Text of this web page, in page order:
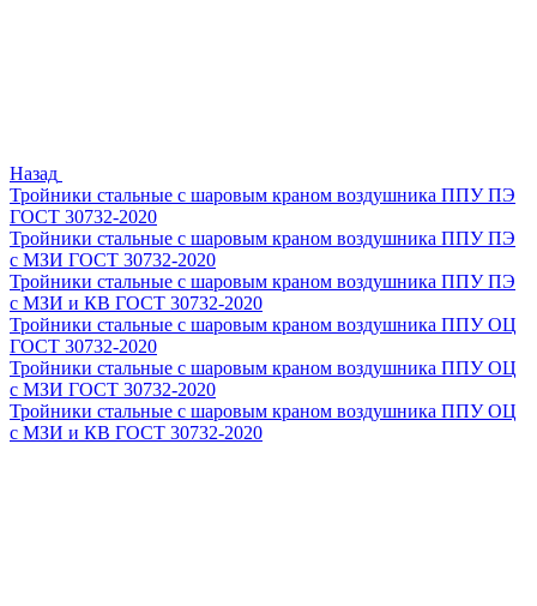
Назад
Тройники стальные с шаровым краном воздушника ППУ ПЭ
ГОСТ 30732-2020
Тройники стальные с шаровым краном воздушника ППУ ПЭ
с МЗИ ГОСТ 30732-2020
Тройники стальные с шаровым краном воздушника ППУ ПЭ
с МЗИ и КВ ГОСТ 30732-2020
Тройники стальные с шаровым краном воздушника ППУ ОЦ
ГОСТ 30732-2020
Тройники стальные с шаровым краном воздушника ППУ ОЦ
с МЗИ ГОСТ 30732-2020
Тройники стальные с шаровым краном воздушника ППУ ОЦ
с МЗИ и КВ ГОСТ 30732-2020